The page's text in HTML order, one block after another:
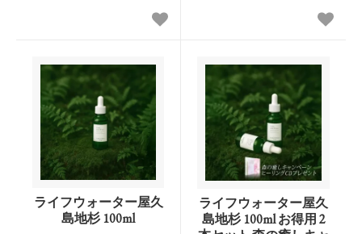
ライフウォーター屋久
島地杉 100ml
ライフウォーター屋久
島地杉 100ml お得用 2